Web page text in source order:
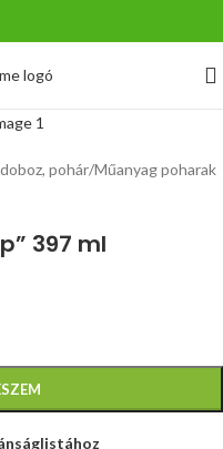
pohár/Műanyag poharak
397 ml